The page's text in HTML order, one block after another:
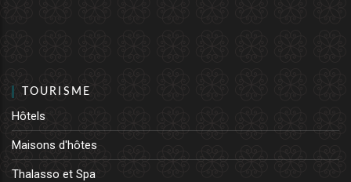
TOURISME
Hôtels
Maisons d'hôtes
Thalasso et Spa